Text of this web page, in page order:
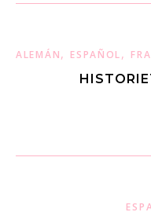
ALEMÁN, ESPAÑOL,